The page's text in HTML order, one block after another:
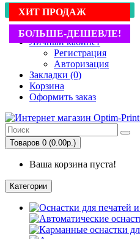
Написать нам в WhatsApp
+7 (916) 678-90-67
Личный кабинет
Регистрация
Авторизация
Закладки (0)
Корзина
Оформить заказ
Товаров 0 (0.00р.)
Ваша корзина пуста!
Категории
ХИТ ПРОДАЖ
ХИТ ПРОДАЖ
ХИТ ПРОДАЖ
БОЛЬШЕ-ДЕШЕВЛЕ!
ХИТ ПРОДАЖ
БОЛЬШЕ-ДЕШЕВЛЕ!